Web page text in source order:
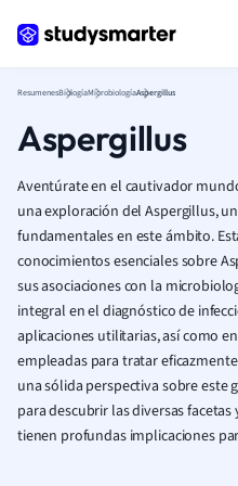
ResumenesBiologíaMicrobiologíaAspergillus
Aspergillus
Aventúrate en el cautivador
una exploración del Aspergillus,
fundamentales en este ámbito.
conocimientos esenciales sobre
sus asociaciones con la
integral en el diagnóstico de
aplicaciones utilitarias, así como
empleadas para tratar
una sólida perspectiva sobre este
para descubrir las diversas
tienen profundas implicaciones